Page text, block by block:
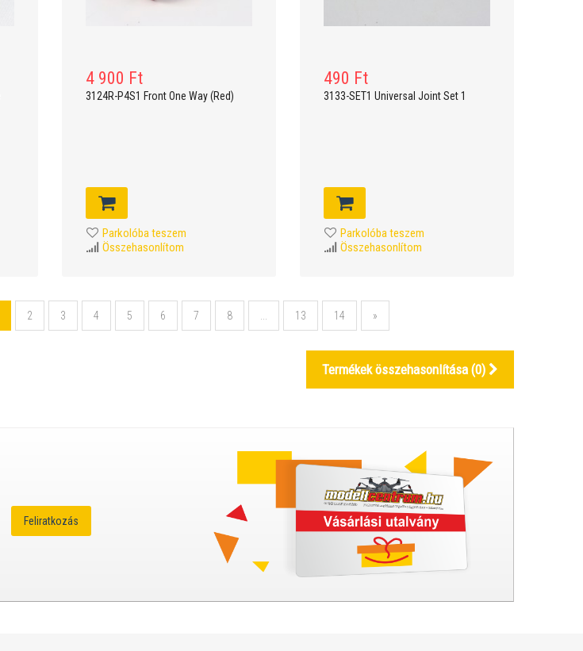
4 900 Ft
3124R-P4S1 Front One Way (Red)
Parkolóba teszem
Összehasonlítom
490 Ft
3133-SET1 Universal Joint Set 1
Parkolóba teszem
Összehasonlítom
2 3 4 5 6 7 8 13 14 »
Termékek összehasonlítása (0)